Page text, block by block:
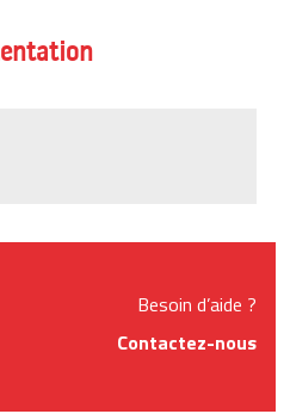
Besoin d’aide ?
Contactez-nous